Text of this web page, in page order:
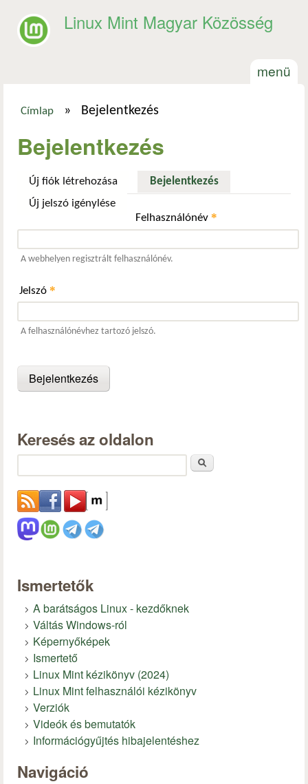
Linux Mint Magyar Közösség
menü
Címlap » Bejelentkezés
Bejelentkezés
Új fiók létrehozása Bejelentkezés(aktív fül)
Új jelszó igénylése
Felhasználónév*
A webhelyen regisztrált felhasználónév.
Jelszó *
A felhasználónévhez tartozó jelszó.
Keresés az oldalon
Ismertetők
A barátságos Linux - kezdőknek
Váltás Windows-ról
Képernyőképek
Ismertető
Linux Mint kézikönyv (2024)
Linux Mint felhasználói kézikönyv
Verziók
Videók és bemutatók
Információgyűjtés hibajelentéshez
Navigáció